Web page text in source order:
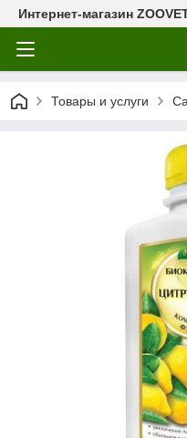
Интернет-магазин
Товары и услуги